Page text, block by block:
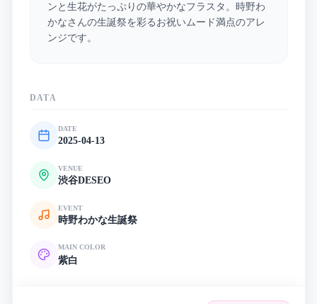
ンと生花がたっぷりの華やかなフラスタ。時野わ
かなさんの生誕祭を彩るお祝いムード満点のアレ
ンジです。
DATA
DATE
2025-04-13
VENUE
渋谷DESEO
EVENT
時野わかな生誕祭
MAIN COLOR
紫白